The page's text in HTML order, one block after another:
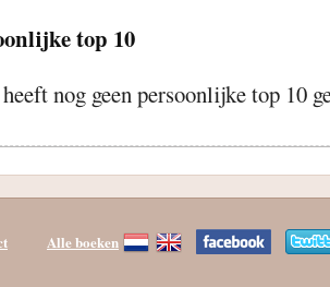
top 10
nog geen persoonlijke top 10
Alle boeken